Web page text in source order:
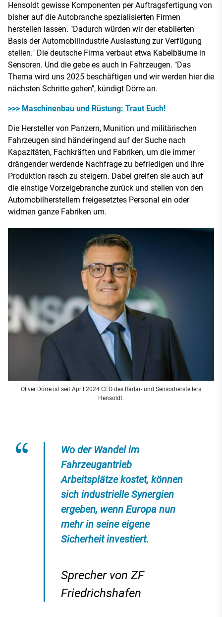
Hensoldt gewisse Komponenten per Auftragsfertigung von
bisher auf die Autobranche spezialisierten Firmen
herstellen lassen. "Dadurch würden wir der etablierten
Basis der Automobilindustrie Auslastung zur Verfügung
stellen." Die deutsche Firma verbaut etwa Kabelbäume in
Sensoren. Und die gebe es auch in Fahrzeugen. "Das
Thema wird uns 2025 beschäftigen und wir werden hier die
nächsten Schritte gehen", kündigt Dörre an.
>>> Maschinenbau und Rüstung: Traut Euch!
Die Hersteller von Panzern, Munition und militärischen
Fahrzeugen sind händeringend auf der Suche nach
Kapazitäten, Fachkräften und Fabriken, um die immer
drängender werdende Nachfrage zu befriedigen und ihre
Produktion rasch zu steigern. Dabei greifen sie auch auf
die einstige Vorzeigebranche zurück und stellen von den
Automobilherstellern freigesetztes Personal ein oder
widmen ganze Fabriken um.
Oliver Dörre ist seit April 2024 CEO des Radar- und Sensorherstellers
Hensoldt.
Wo der Wandel im
Fahrzeugantrieb
Arbeitsplätze kostet, können
sich industrielle Synergien
ergeben, wenn Europa nun
mehr in seine eigene
Sicherheit investiert.
Sprecher von ZF
Friedrichshafen